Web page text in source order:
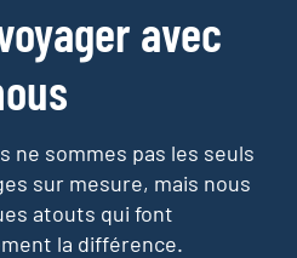
avec
ne sommes pas les seuls
sur mesure, mais nous
atouts qui font
la différence.